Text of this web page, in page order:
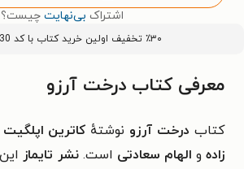
اشتراک بی‌نهایت چیست؟
٪۳۰ تخفیف اولین خرید کتاب با کد
معرفی کتاب درخت آرزو
کتاب درخت آرزو نوشتهٔ کاترین اپلگیت
زادهو الهام سعادتی است.نشر تایماز